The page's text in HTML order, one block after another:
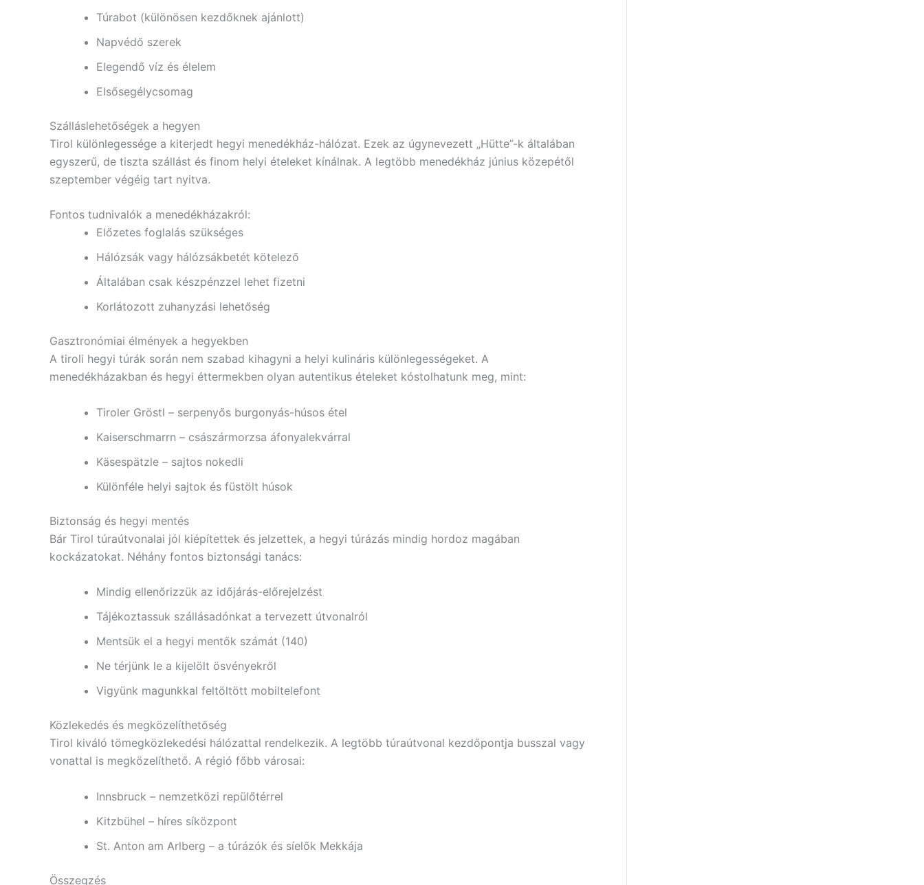
Túrabot (különösen kezdőknek ajánlott)
Napvédő szerek
Elegendő víz és élelem
Elsősegélycsomag
Szálláslehetőségek a hegyen
Tirol különlegessége a kiterjedt hegyi menedékház-hálózat. Ezek az úgynevezett „Hütte”-k általában
egyszerű, de tiszta szállást és finom helyi ételeket kínálnak. A legtöbb menedékház június közepétől
szeptember végéig tart nyitva.
Fontos tudnivalók a menedékházakról:
Előzetes foglalás szükséges
Hálózsák vagy hálózsákbetét kötelező
Általában csak készpénzzel lehet fizetni
Korlátozott zuhanyzási lehetőség
Gasztronómiai élmények a hegyekben
A tiroli hegyi túrák során nem szabad kihagyni a helyi kulináris különlegességeket. A
menedékházakban és hegyi éttermekben olyan autentikus ételeket kóstolhatunk meg, mint:
Tiroler Gröstl – serpenyős burgonyás-húsos étel
Kaiserschmarrn – császármorzsa áfonyalekvárral
Käsespätzle – sajtos nokedli
Különféle helyi sajtok és füstölt húsok
Biztonság és hegyi mentés
Bár Tirol túraútvonalai jól kiépítettek és jelzettek, a hegyi túrázás mindig hordoz magában
kockázatokat. Néhány fontos biztonsági tanács:
Mindig ellenőrizzük az időjárás-előrejelzést
Tájékoztassuk szállásadónkat a tervezett útvonalról
Mentsük el a hegyi mentők számát (140)
Ne térjünk le a kijelölt ösvényekről
Vigyünk magunkkal feltöltött mobiltelefont
Közlekedés és megközelíthetőség
Tirol kiváló tömegközlekedési hálózattal rendelkezik. A legtöbb túraútvonal kezdőpontja busszal vagy
vonattal is megközelíthető. A régió főbb városai:
Innsbruck – nemzetközi repülőtérrel
Kitzbühel – híres síközpont
St. Anton am Arlberg – a túrázók és síelők Mekkája
Összegzés